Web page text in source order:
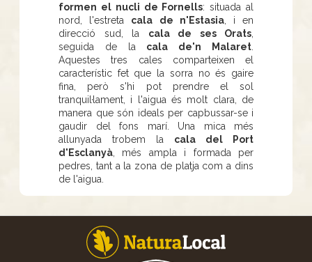
formen el nucli de Fornells: situada al
nord, l'estreta cala de n'Estasia, i en
direcció sud, la cala de ses Orats
seguida de la cala de'n Malaret
Aquestes tres cales comparteixen el
característic fet que la sorra no és gaire
fina, però s'hi pot prendre el sol
tranquil·lament, i l'aigua és molt clara, de
manera que són ideals per capbussar-se i
gaudir del fons marí. Una mica més
allunyada trobem la cala del Port
d'Esclanyà , més ampla i formada per
pedres, tant a la zona de platja com a dins
de l'aigua.